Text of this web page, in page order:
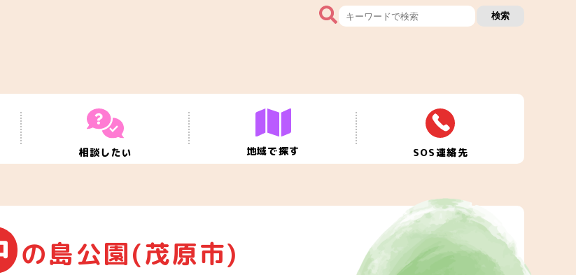
検索
相談したい 地域で探す SOS連絡先
の島公園(茂原市)